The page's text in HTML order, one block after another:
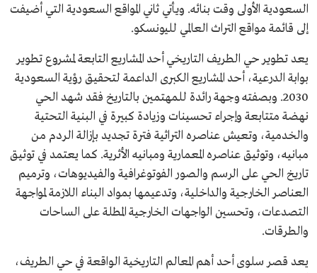
السعودية الأولى وقت بنائه. ويأتي ثاني المواقع السعودية التي أضيفت
إلى قائمة مواقع التراث العالمي لليونسكو.
يعد تطوير حي الطريف التاريخي أحد المشاريع التابعة لمشروع تطوير
بوابة الدرعية، أحد المشاريع الكبرى الداعمة لتحقيق رؤية السعودية
2030. وبصفته وجهة رائدة للمهتمين بالتاريخ فقد شهد الحي
نهضة متتابعة وإجراء تحسينات وزيادة كبيرة في البنية التحتية
والخدمية، وتعيش عناصره التراثية فترة تجديد بإزالة الردم من
مبانيه، وتوثيق عناصره المعمارية ومبانيه الأثرية. كما يعتمد في توثيق
تاريخ الحي على الرسم والصور الفوتوغرافية والفيديوهات، وترميم
العناصر الخارجية والداخلية، وتدعيمها بمواد البناء اللازمة لمواجهة
التصدعات، وتحسين الواجهات الخارجية المطلة على الساحات
والطرقات.
يعد قصر سلوى أحد أهم المعالم التاريخية الواقعة في حي الطريف،